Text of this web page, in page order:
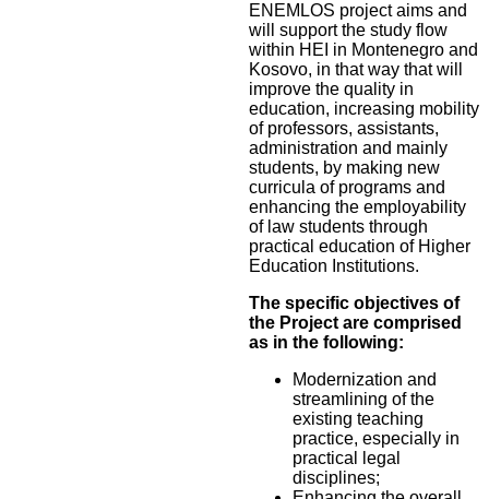
ENEMLOS project aims and
will support the study flow
within HEI in Montenegro and
Kosovo, in that way that will
improve the quality in
education, increasing mobility
of professors, assistants,
administration and mainly
students, by making new
curricula of programs and
enhancing the employability
of law students through
practical education of Higher
Education Institutions.
The specific objectives of
the Project are comprised
as in the following:
Modernization and
streamlining of the
existing teaching
practice, especially in
practical legal
disciplines;